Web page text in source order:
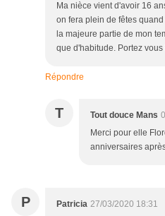
Ma nièce vient d'avoir 16
on fera plein de fêtes
la majeure partie de mon
que d'habitude. Portez
Répondre
T Tout douce Mans
Merci pour elle
anniversaires
P Patricia 27/03/2020 18:31